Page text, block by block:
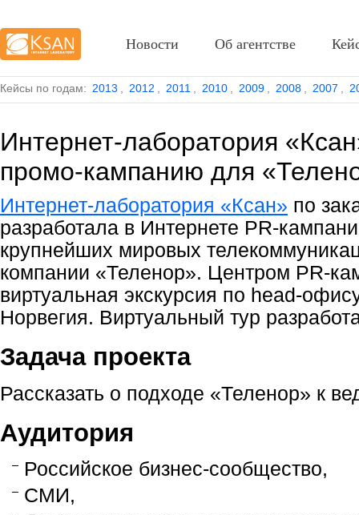
Кейсы по годам: 2013 2012 2011 2010 2009 2008 2007
Интернет-лаборатория
промо-кампанию для
Интернет-лаборатория «Ксан» по
разработала в Интернете PR-
крупнейших мировых
компании «Теленор». Центром PR-
виртуальная экскурсия по head-
Норвегия. Виртуальный тур
Задача проекта
Рассказать о подходе «Теленор» к
Аудитория
Российское бизнес-сообщество,
СМИ,
Новости Об агентстве